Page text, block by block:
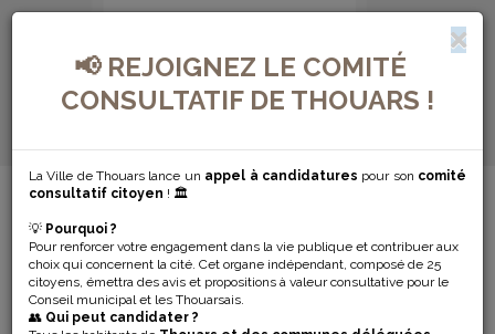
📢 REJOIGNEZ LE COMITÉ
CONSULTATIF DE THOUARS !
La Ville de Thouars lance un appel à candidatures pour son comité
consultatif citoyen ! 🏛️
💡 Pourquoi ?
Pour renforcer votre engagement dans la vie publique et contribuer aux
choix qui concernent la cité. Cet organe indépendant, composé de 25
citoyens, émettra des avis et propositions à valeur consultative pour le
Conseil municipal et les Thouarsais.
👥 Qui peut candidater ?
MENU DE NAVIGATION...
INAUGURATION
DE L’ETAT CIVIL